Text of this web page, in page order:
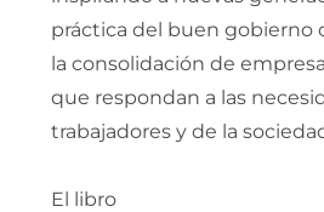
práctica del buen gobierno
la consolidación de
que respondan a las
trabajadores y de la
El libro